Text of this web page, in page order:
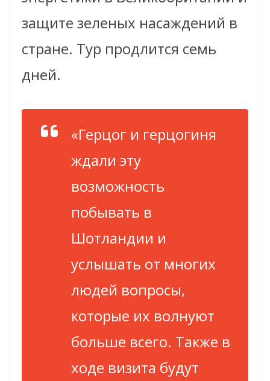
защите зеленых насаждений в
стране. Тур продлится семь
дней.
«Герцог и герцогиня
ждали эту
возможность
побывать в
Шотландии и
услышать от многих
людей вопросы,
которые их волнуют
больше всего. Также в
ходе визита будут